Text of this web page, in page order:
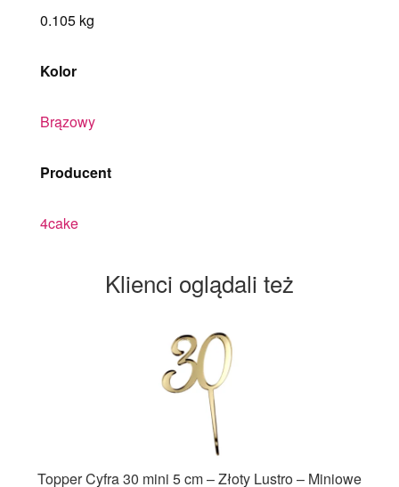
0.105 kg
Kolor
Brązowy
Producent
4cake
Klienci oglądali też
Topper Cyfra 30 mini 5 cm – Złoty Lustro – Miniowe